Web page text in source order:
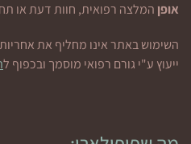
אופן המלצה רפואית, חוות דעת או
השימוש באתר אינו מחליף את
ייעוץ ע"י גורם רפואי מוסמך ובכפוף ל